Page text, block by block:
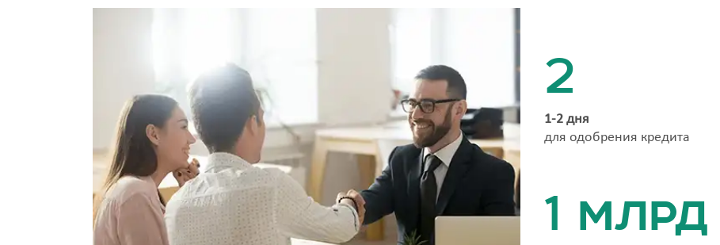
2
1-2 дня
для одобрения кредита
1 млрд